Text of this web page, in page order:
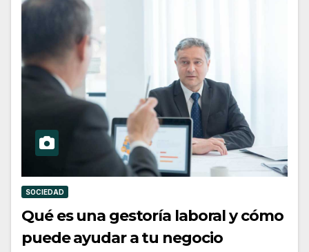
SOCIEDAD
Qué es una gestoría laboral y cómo
puede ayudar a tu negocio